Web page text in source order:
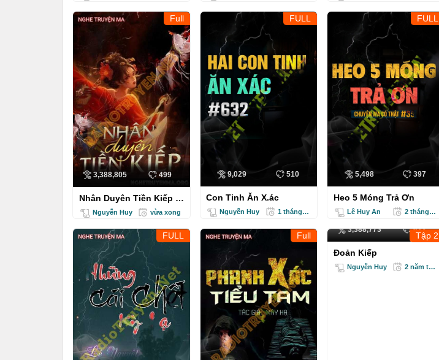
Full
3,388,805 499
Nhân Duyên Tiền Kiếp -
Nguyễn Huy
Nguyễn Huy vừa xong
FULL
9,029 510
Con Tinh Ăn X.ác
Nguyễn Huy 1 tháng trước
FULL
5,498 397
Heo 5 Móng Trả Ơn
Lê Huy An 2 tháng trước
FULL Full Tập 2
3,388,773 633
Đoản Kiếp
Nguyễn Huy 2 năm trước